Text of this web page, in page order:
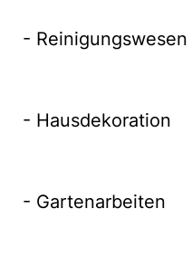
- Reinigungswesen
- Hausdekoration
- Gartenarbeiten